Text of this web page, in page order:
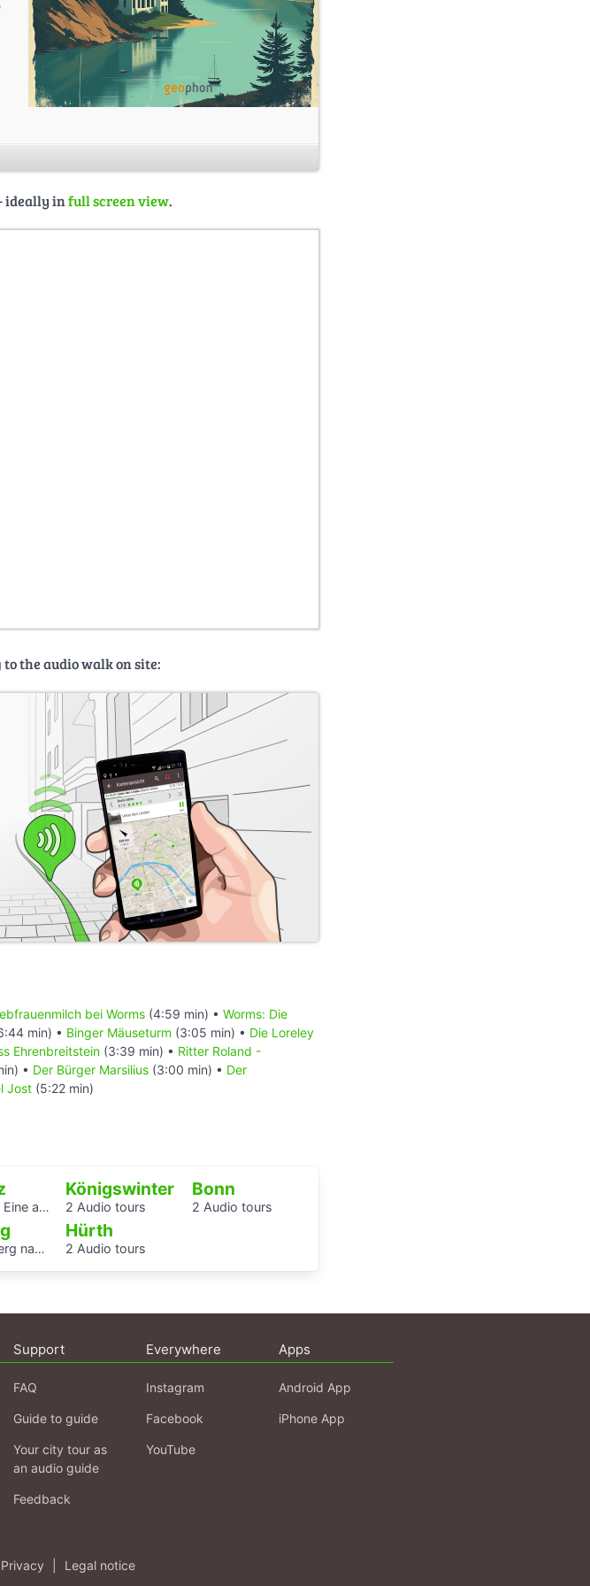
ideally infull screen view.
the audio walk on site:
bei Worms (4:59 min) • Worms: Die
min) • Binger Mäuseturm (3:05 min) • Die Loreley
Ehrenbreitstein (3:39 min) • Ritter Roland -
• Der Bürger Marsilius (3:00 min) • Der
Jost (5:22 min)
Basel bis Rotterdam
Königswinter
2 Audio tours
Bonn
2 Audio tours
Hürth
2 Audio tours
Support
FAQ
Guide to guide
Your city tour as
an audio guide
Feedback
Everywhere
Instagram
Facebook
YouTube
Apps
Android App
iPhone App
Privacy Legal notice